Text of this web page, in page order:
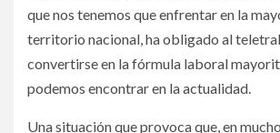
que nos tenemos que enfrentar en la
territorio nacional, ha obligado al
convertirse en la fórmula laboral
podemos encontrar en la actualidad.
Una situación que provoca que, en